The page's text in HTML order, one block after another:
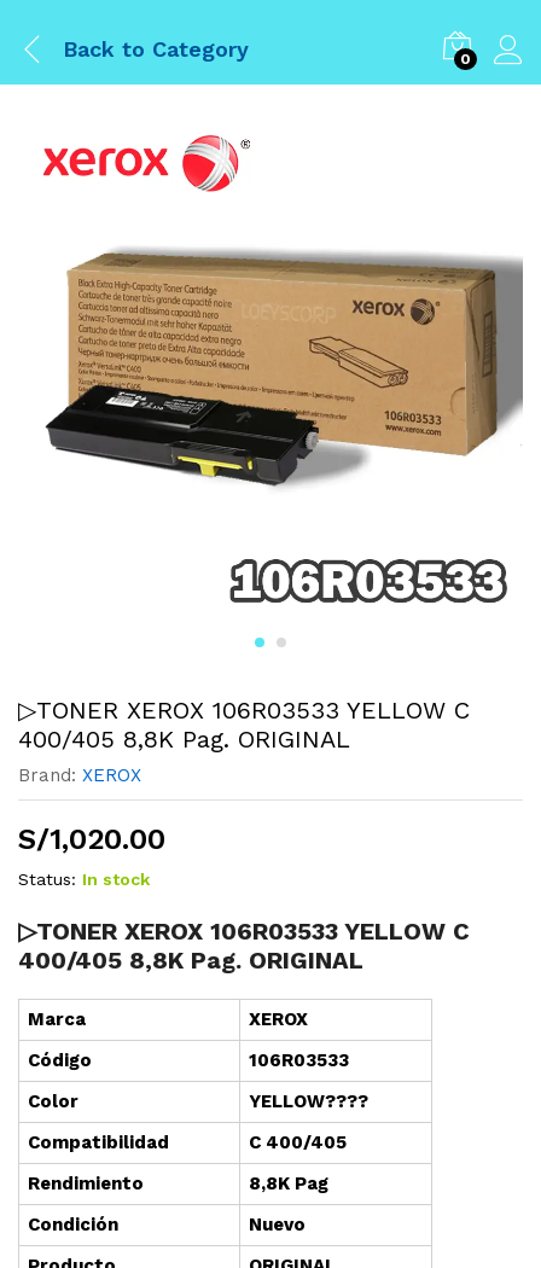
Back to Category 0
▷TONER XEROX 106R03533 YELLOW C
400/405 8,8K Pag. ORIGINAL
Brand: XEROX
S/1,020.00
Status: In stock
▷TONER XEROX 106R03533 YELLOW C
400/405 8,8K Pag. ORIGINAL
Marca
XEROX
Código
106R03533
Color
YELLOW????
Compatibilidad
C 400/405
Rendimiento
8,8K Pag
Condición
Nuevo